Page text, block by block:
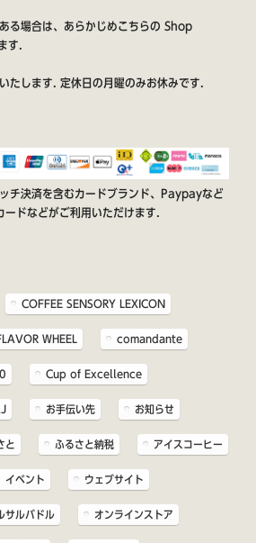
る場合は、あらかじめこちらの Shop
す.
たします. 定休日の月曜のみお休みです.
チ決済を含むカードブランド、Paypayなど
ードなどがご利用いただけます.
COFFEE SENSORY LEXICON
WHEEL comandante
Cup of Excellence
お手伝い先 お知らせ
と ふるさと納税 アイスコーヒー
イベント ウェブサイト
サルバドル オンラインストア